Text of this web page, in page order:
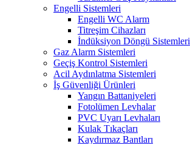
Engelli Sistemleri
Engelli WC Alarm
Titreşim Cihazları
İndüksiyon Döngü Sistemleri
Gaz Alarm Sistemleri
Geçiş Kontrol Sistemleri
Acil Aydınlatma Sistemleri
İş Güvenliği Ürünleri
Yangın Battaniyeleri
Fotolümen Levhalar
PVC Uyarı Levhaları
Kulak Tıkaçları
Kaydırmaz Bantları